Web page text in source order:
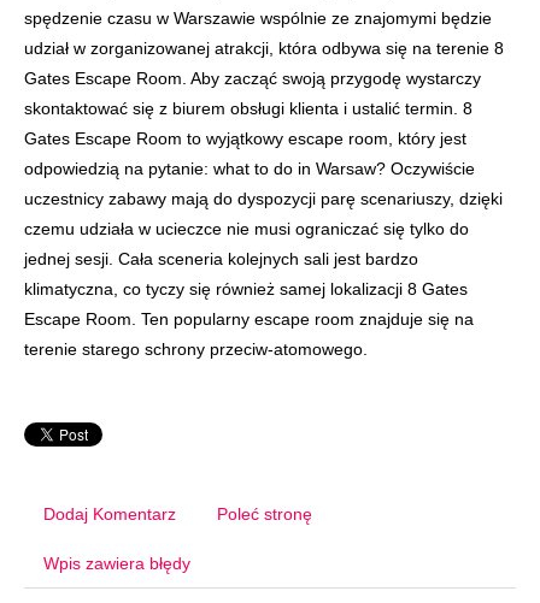
spędzenie czasu w Warszawie wspólnie ze znajomymi będzie
udział w zorganizowanej atrakcji, która odbywa się na terenie 8
Gates Escape Room. Aby zacząć swoją przygodę wystarczy
skontaktować się z biurem obsługi klienta i ustalić termin. 8
Gates Escape Room to wyjątkowy escape room, który jest
odpowiedzią na pytanie: what to do in Warsaw? Oczywiście
uczestnicy zabawy mają do dyspozycji parę scenariuszy, dzięki
czemu udziała w ucieczce nie musi ograniczać się tylko do
jednej sesji. Cała sceneria kolejnych sali jest bardzo
klimatyczna, co tyczy się również samej lokalizacji 8 Gates
Escape Room. Ten popularny escape room znajduje się na
terenie starego schrony przeciw-atomowego.
Dodaj Komentarz Poleć stronę
Wpis zawiera błędy